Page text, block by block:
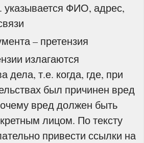
указывается ФИО, адрес,
– претензия
излагаются
дела, т.е. когда, где, при
был причинен вред
вред должен быть
лицом. По тексту
привести ссылки на